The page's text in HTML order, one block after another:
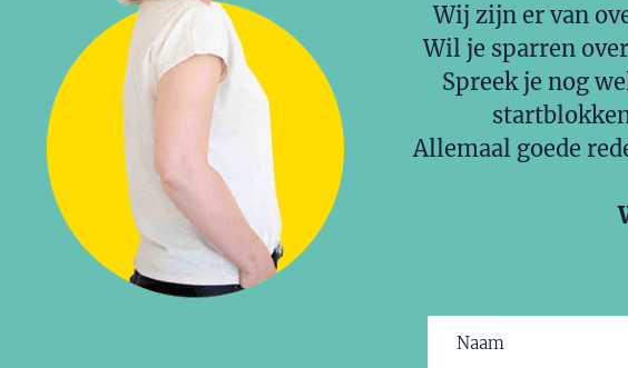
Wij zijn er van
Wil je sparren
Spreek je nog
Allemaal goede
Naam